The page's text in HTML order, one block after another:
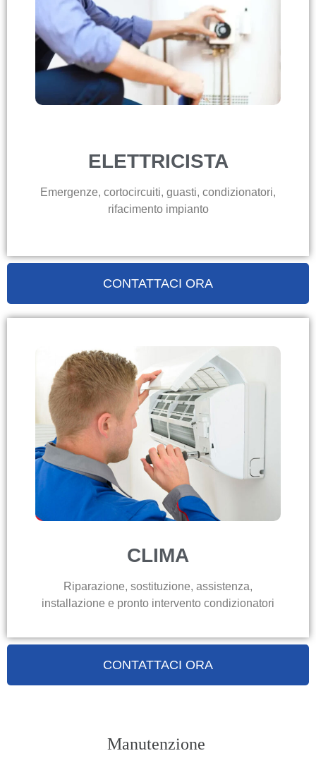
ELETTRICISTA
Emergenze, cortocircuiti, guasti, condizionatori,
rifacimento impianto
CONTATTACI ORA
CLIMA
Riparazione, sostituzione, assistenza,
installazione e pronto intervento condizionatori
CONTATTACI ORA
Manutenzione